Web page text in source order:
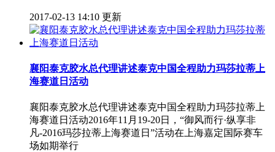
2017-02-13 14:10 更新
襄阳泰克胶水总代理讲述泰克中国全程助力玛莎拉蒂上
海赛道日活动
襄阳泰克胶水总代理讲述泰克中国全程助力玛莎拉蒂上
海赛道日活动2016年11月19-20日，“御风而行·纵享非
凡-2016玛莎拉蒂上海赛道日”活动在上海嘉定国际赛车
场如期举行